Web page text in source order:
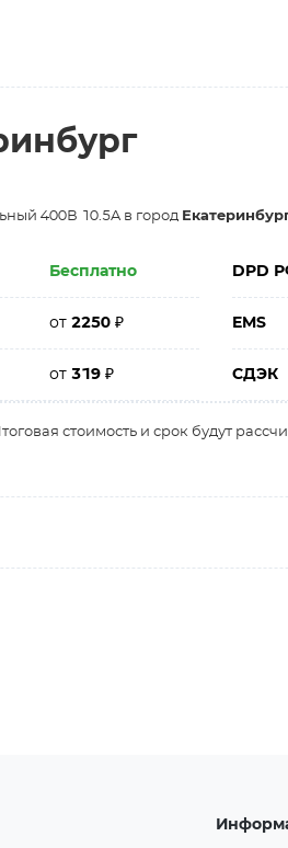
400В 10.5A в город
Бесплатно DPD
от2250₽ EMS
от319₽ СДЭК
стоимость и срок будут